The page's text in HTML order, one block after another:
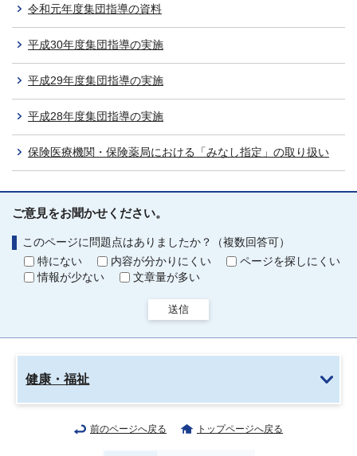
令和元年度集団指導の資料
平成30年度集団指導の実施
平成29年度集団指導の実施
平成28年度集団指導の実施
保険医療機関・保険薬局における「みなし指定」の取り扱い
ご意見をお聞かせください。
このページに問題点はありましたか？（複数回答可）
特にない
内容が分かりにくい
ページを探しにくい
情報が少ない
文章量が多い
送信
健康・福祉
前のページへ戻る トップページへ戻る